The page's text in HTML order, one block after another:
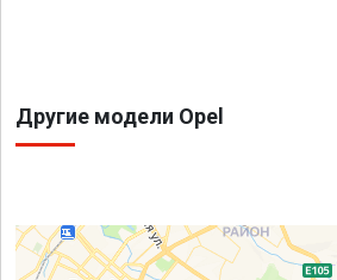
Другие модели Opel